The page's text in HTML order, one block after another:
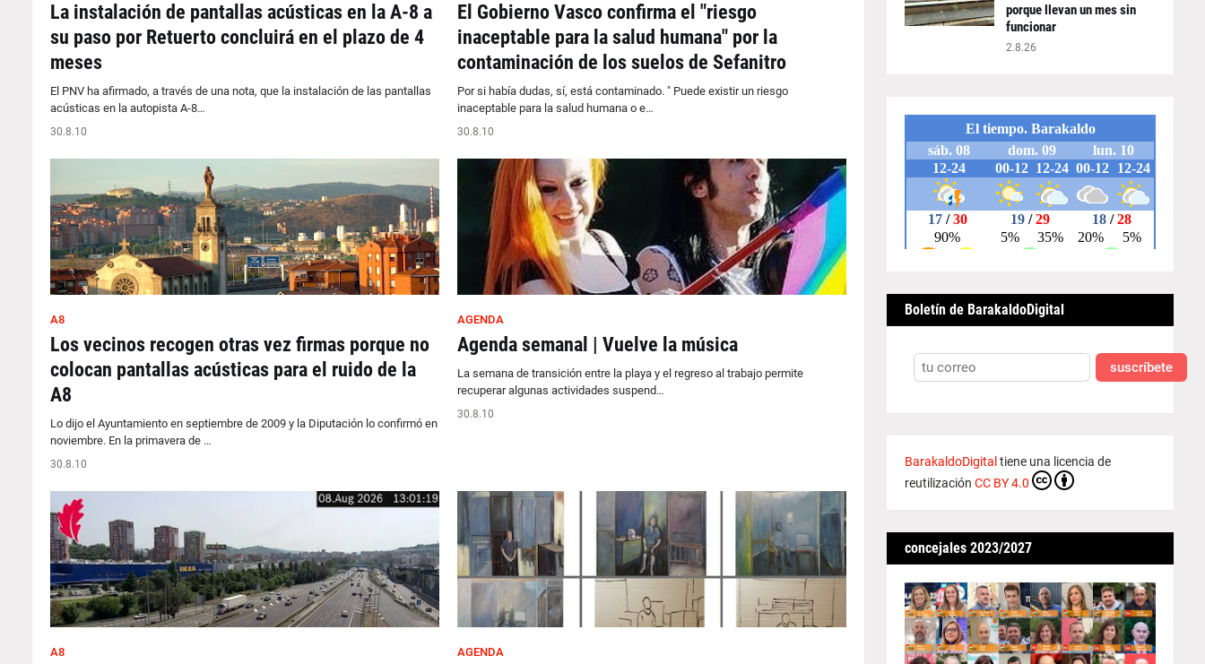
La instalación de pantallas acústicas en la A-8 a
su paso por Retuerto concluirá en el plazo de 4
meses
El PNV ha afirmado, a través de una nota, que la instalación de las pantallas
acústicas en la autopista A-8…
30.8.10
El Gobierno Vasco confirma el "riesgo
inaceptable para la salud humana" por la
contaminación de los suelos de Sefanitro
Por si había dudas, sí, está contaminado. " Puede existir un riesgo
inaceptable para la salud humana o e…
30.8.10
A8
Los vecinos recogen otras vez firmas porque no
colocan pantallas acústicas para el ruido de la
A8
Lo dijo el Ayuntamiento en septiembre de 2009 y la Diputación lo confirmó en
noviembre. En la primavera de …
30.8.10
AGENDA
Agenda semanal | Vuelve la música
La semana de transición entre la playa y el regreso al trabajo permite
recuperar algunas actividades suspend…
30.8.10
A8 AGENDA
porque llevan un mes sin
funcionar
2.8.26
Boletín de BarakaldoDigital
suscríbete
BarakaldoDigital tiene una licencia de
reutilización CC BY 4.0
concejales 2023/2027